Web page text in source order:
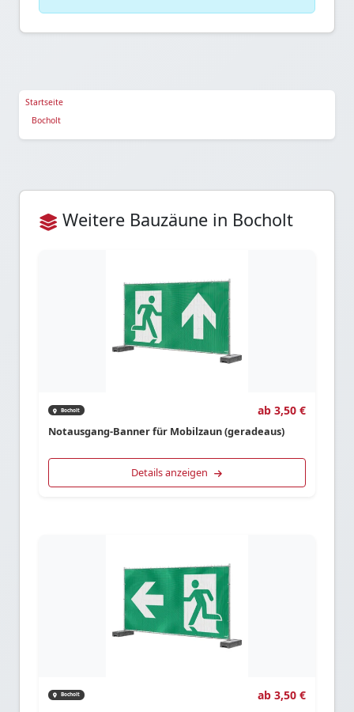
Startseite
Bocholt
Weitere Bauzäune in Bocholt
Bocholt ab 3,50 €
Notausgang-Banner für Mobilzaun (geradeaus)
Details anzeigen
Bocholt ab 3,50 €